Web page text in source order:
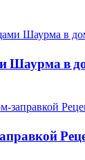
Шаурма в